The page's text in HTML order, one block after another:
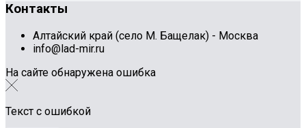
Контакты
Алтайский край (село М. Бащелак) - Москва
info@lad-mir.ru
На сайте обнаружена ошибка
Текст с ошибкой